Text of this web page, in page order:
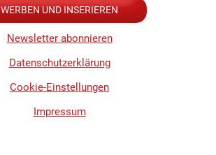
WERBEN UND INSERIEREN
Newsletter abonnieren
Datenschutzerklärung
Cookie-Einstellungen
Impressum